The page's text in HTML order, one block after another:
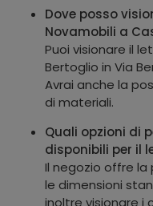
Dove posso
Novamobili a
Puoi visionare il
Bertoglio in Via
Avrai anche la
di materiali.
Quali opzioni di
disponibili per il
Il negozio offre la
le dimensioni
inoltre visionare i